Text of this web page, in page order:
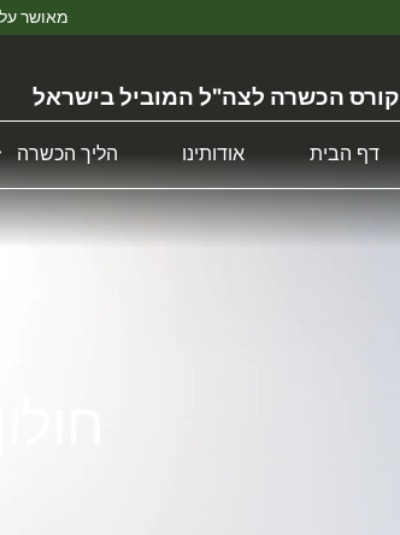
מאושר
קורס הכשרה לצה"ל המוביל בישראל
דף הבית אודותינו הליך הכשרה